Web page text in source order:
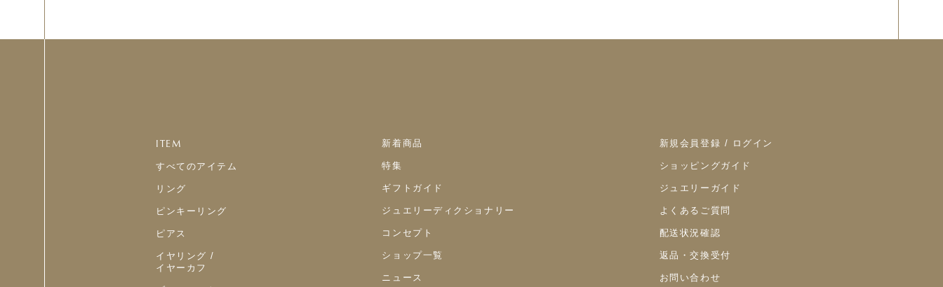
ITEM
すべてのアイテム
リング
ピンキーリング
ピアス
イヤリング /
イヤーカフ
新着商品
特集
ギフトガイド
ジュエリーディクショナリー
コンセプト
ショップ一覧
ニュース
新規会員登録 / ログイン
ショッピングガイド
ジュエリーガイド
よくあるご質問
配送状況確認
返品・交換受付
お問い合わせ